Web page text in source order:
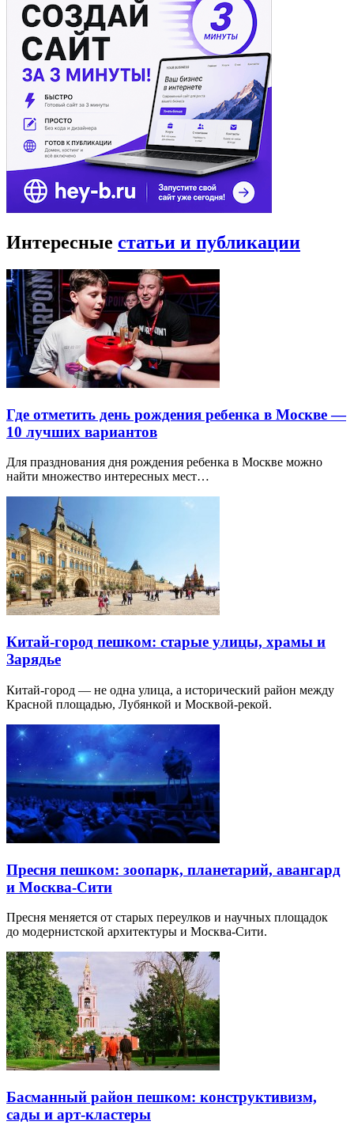
Интересные статьи и публикации
Где отметить день рождения ребенка в Москве —
10 лучших вариантов
Для празднования дня рождения ребенка в Москве можно
найти множество интересных мест…
Китай-город пешком: старые улицы, храмы и
Зарядье
Китай-город — не одна улица, а исторический район между
Красной площадью, Лубянкой и Москвой-рекой.
Пресня пешком: зоопарк, планетарий, авангард
и Москва-Сити
Пресня меняется от старых переулков и научных площадок
до модернистской архитектуры и Москва-Сити.
Басманный район пешком: конструктивизм,
сады и арт-кластеры